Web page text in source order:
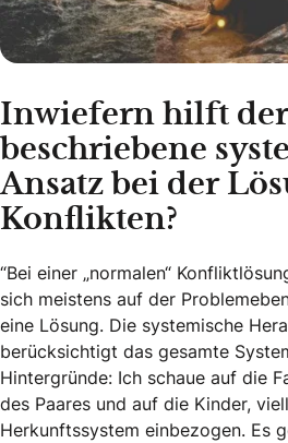
Inwiefern hilft
beschriebene
Ansatz bei der
Konflikten?
“Bei einer „normalen“
sich meistens auf der
eine Lösung. Die systemische
berücksichtigt das gesamte
Hintergründe: Ich schaue auf die
des Paares und auf die Kinder,
Herkunftssystem einbezogen. Es